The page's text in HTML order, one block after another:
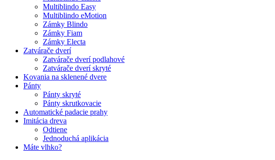
Multiblindo Easy
Multiblindo eMotion
Zámky Blindo
Zámky Fiam
Zámky Electa
Zatvárače dverí
Zatvárače dverí podlahové
Zatvárače dverí skryté
Kovania na sklenené dvere
Pánty
Pánty skryté
Pánty skrutkovacie
Automatické padacie prahy
Imitácia dreva
Odtiene
Jednoduchá aplikácia
Máte vlhko?